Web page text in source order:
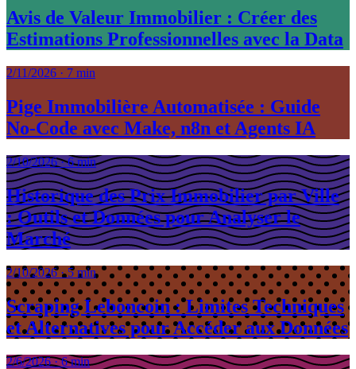
Avis de Valeur Immobilier : Créer des
Estimations Professionnelles avec la Data
2/11/2026 · 7 min
Pige Immobilière Automatisée : Guide
No-Code avec Make, n8n et Agents IA
2/10/2026 · 6 min
Historique des Prix Immobilier par Ville
: Outils et Données pour Analyser le
Marché
2/10/2026 · 5 min
Scraping Leboncoin : Limites Techniques
et Alternatives pour Accéder aux Données
2/6/2026 · 6 min